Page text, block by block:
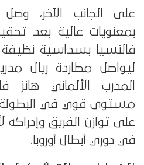
على الجانب الآخر، وصل
بمعنويات عالية بعد
فالنسيا بسداسية نظيفة
ليواصل مطاردة ريال
المدرب الألماني
مستوى قوي في البطولة
على توازن الفريق وإدراكه
في دوري أبطال أوروبا.